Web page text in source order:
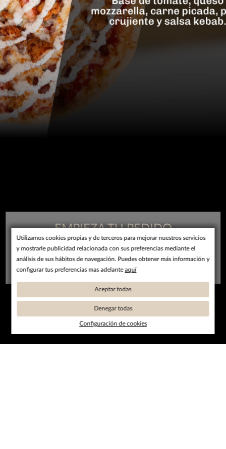
EMPIEZA TU PEDIDO
Domicilio Recoger
Utilizamos cookies propias y de terceros para mejorar nuestros servicios
y mostrarle publicidad relacionada con sus preferencias mediante el
análisis de sus hábitos de navegación. Puedes obtener más información y
configurar tus preferencias mas adelanteaquí
Aceptar todas
Denegar todas
Configuración de cookies